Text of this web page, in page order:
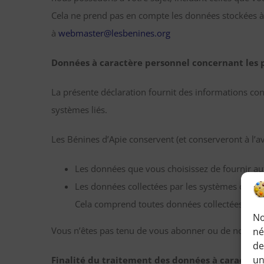
Cela ne prend pas en compte les données
à webmaster@lesbenines.org
Données à caractère personnel concernant
La présente déclaration fournit des informations
systèmes liés.
Les Bénines d’Apie conservent (et conserveront à
Les données que vous choisissez de fournir
Les données collectées par les systèmes des
Cela comprend toutes données collectées au
Vous n’êtes pas tenu de vous abonner ou de
Finalité du traitement des données à